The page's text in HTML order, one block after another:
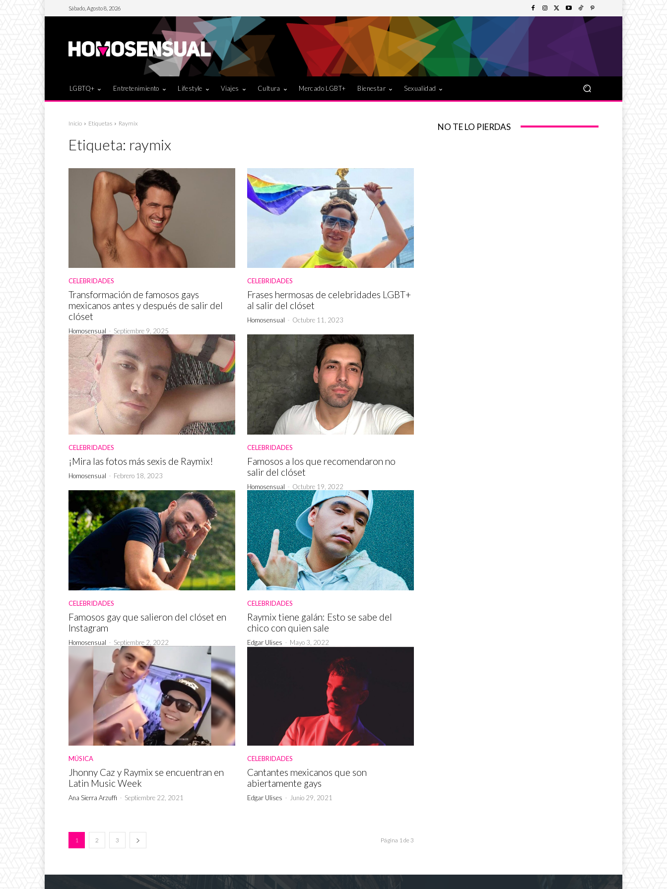
Sábado, Agosto 8, 2026
LGBTQ+ Entretenimiento Lifestyle Viajes Cultura Mercado LGBT+ Bienestar Sexualidad
Inicio Etiquetas Raymix
Etiqueta: raymix
CELEBRIDADES
Transformación de famosos gays
mexicanos antes y después de salir del
clóset
Homosensual - Septiembre 9, 2025
CELEBRIDADES
Frases hermosas de celebridades LGBT+
al salir del clóset
Homosensual - Octubre 11, 2023
CELEBRIDADES
¡Mira las fotos más sexis de Raymix!
Homosensual - Febrero 18, 2023
CELEBRIDADES
Famosos a los que recomendaron no
salir del clóset
Homosensual - Octubre 19, 2022
CELEBRIDADES
Famosos gay que salieron del clóset en
Instagram
Homosensual - Septiembre 2, 2022
CELEBRIDADES
Raymix tiene galán: Esto se sabe del
chico con quien sale
Edgar Ulises - Mayo 3, 2022
MÚSICA
Jhonny Caz y Raymix se encuentran en
Latin Music Week
Ana Sierra Arzuffi - Septiembre 22, 2021
CELEBRIDADES
Cantantes mexicanos que son
abiertamente gays
Edgar Ulises - Junio 29, 2021
1 2 3 Página 1 de 3
NO TE LO PIERDAS